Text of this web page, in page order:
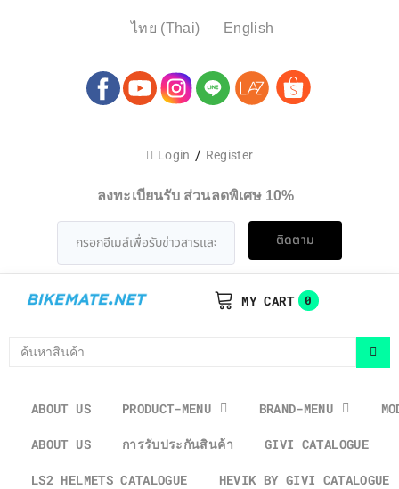
ไทย (Thai) English
ลงทะเบียนรับ ส่วนลดพิเศษ 10%
ติดตาม
Login / Register
ABOUT US PRODUCT-MENU BRAND-MENU
ABOUT US การรับประกันสินค้า GIVI CATALOGUE
LS2 HELMETS CATALOGUE HEVIK BY GIVI CATALOGUE
MY CART 0